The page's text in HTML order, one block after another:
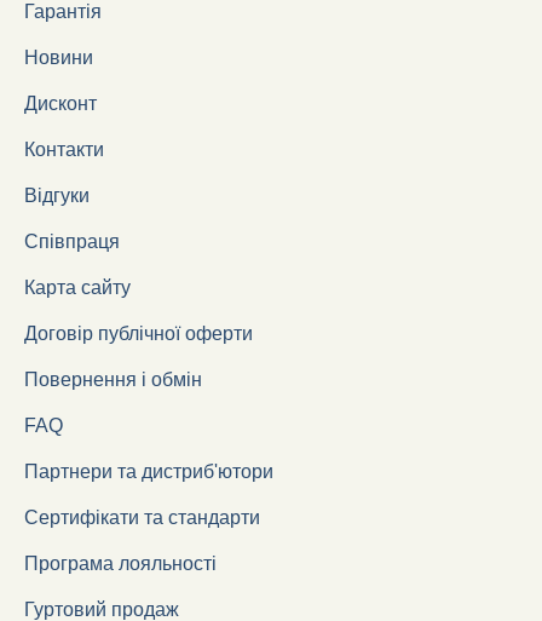
Гарантія
Новини
Дисконт
Контакти
Відгуки
Співпраця
Карта сайту
Договір публічної оферти
Повернення і обмін
FAQ
Партнери та дистриб'ютори
Сертифікати та стандарти
Програма лояльності
Гуртовий продаж